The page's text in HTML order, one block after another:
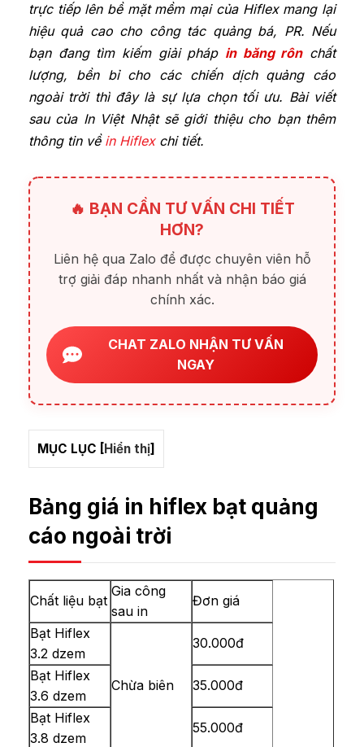
trực tiếp lên bề mặt mềm mại của Hiflex mang lại
hiệu quả cao cho công tác quảng bá, PR. Nếu
bạn đang tìm kiếm giải pháp in băng rônchất
lượng, bền bỉ cho các chiến dịch quảng cáo
ngoài trời thì đây là sự lựa chọn tối ưu. Bài viết
sau của In Việt Nhật sẽ giới thiệu cho bạn thêm
thông tin về in Hiflexchi tiết.
🔥 BẠN CẦN TƯ VẤN CHI TIẾT
HƠN?
Liên hệ qua Zalo để được chuyên viên hỗ
trợ giải đáp nhanh nhất và nhận báo giá
chính xác.
CHAT ZALO NHẬN TƯ VẤN
NGAY
MỤC LỤC [Hiển thị]
Bảng giá in hiflex bạt quảng
cáo ngoài trời
Chất liệu bạt
Gia công
sau in
Đơn giá
Bạt Hiflex
3.2 dzem
Chừa biên
30.000đ
Bạt Hiflex
3.6 dzem
35.000đ
Bạt Hiflex
3.8 dzem
55.000đ